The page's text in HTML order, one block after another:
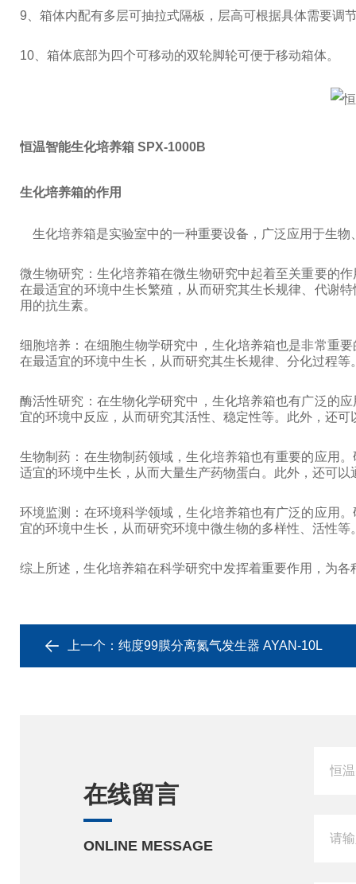
9、箱体内配有多层可抽拉式隔板，层高可根据具体需要调
10 、箱体底部为四个可移动的双轮脚轮可便于移动箱体。
恒温智能生化培养箱 SPX-1000B
生化培养箱的作用
生化培养箱是实验室中的一种重要设备，广泛应用于生
微生物研究：生化培养箱在微生物研究中起着至关重要的
在最适宜的环境中生长繁殖，从而研究其生长规律、代谢
用的抗生素。
细胞培养：在细胞生物学研究中，生化培养箱也是非常重
在最适宜的环境中生长，从而研究其生长规律、分化过程
酶活性研究：在生物化学研究中，生化培养箱也有广泛的
宜的环境中反应，从而研究其活性、稳定性等。此外，还
生物制药：在生物制药领域，生化培养箱也有重要的应用
适宜的环境中生长，从而大量生产药物蛋白。此外，还可
环境监测：在环境科学领域，生化培养箱也有广泛的应用
宜的环境中生长，从而研究环境中微生物的多样性、活性等
综上所述，生化培养箱在科学研究中发挥着重要作用，为
上一个： 纯度99膜分离氮气发生器 AYAN-10L
在线留言
ONLINE MESSAGE